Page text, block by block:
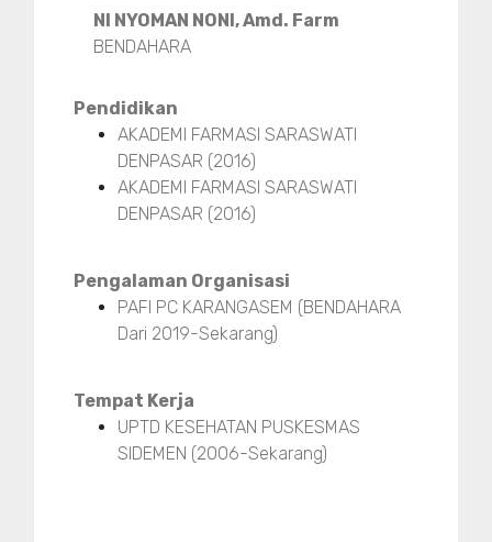
NI NYOMAN NONI, Amd. Farm
BENDAHARA
Pendidikan
AKADEMI FARMASI SARASWATI
DENPASAR (2016)
AKADEMI FARMASI SARASWATI
DENPASAR (2016)
Pengalaman Organisasi
PAFI PC KARANGASEM (BENDAHARA
Dari 2019-Sekarang)
Tempat Kerja
UPTD KESEHATAN PUSKESMAS
SIDEMEN (2006-Sekarang)